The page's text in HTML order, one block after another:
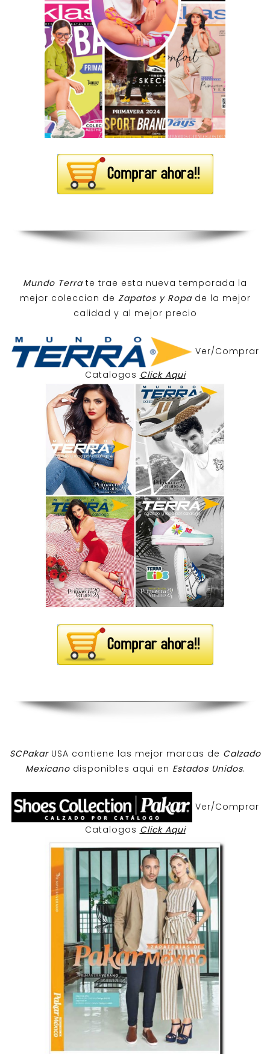
Mundo Terra te trae esta nueva temporada la
mejor coleccion de Zapatos y Ropa de la mejor
calidad y al mejor precio
Ver/Comprar
Catalogos Click Aqui
SCPakar USA contiene las mejor marcas de Calzado
Mexicanodisponibles aqui en Estados Unidos.
Ver/Comprar
Catalogos Click Aqui